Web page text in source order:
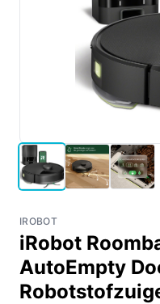
IROBOT
iRobot
AutoEmpty